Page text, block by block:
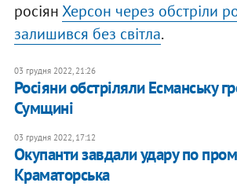
росіянХерсон через обстріли
залишився без світла.
03 грудня 2022, 21:26
Росіяни обстріляли Есманську
Сумщині
03 грудня 2022, 17:12
Окупанти завдали удару по
Краматорська